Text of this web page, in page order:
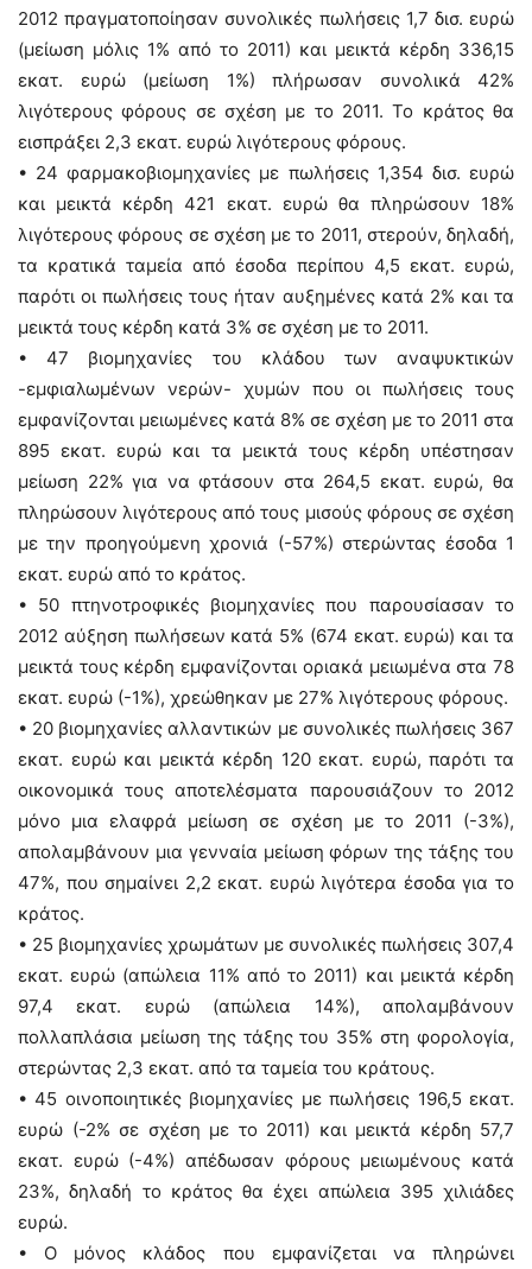
2012 πραγματοποίησαν συνολικές πωλήσεις 1,7 δισ. ευρώ
(μείωση μόλις 1% από το 2011) και μεικτά κέρδη 336,15
εκατ. ευρώ (μείωση 1%) πλήρωσαν συνολικά 42%
λιγότερους φόρους σε σχέση με το 2011. Το κράτος θα
εισπράξει 2,3 εκατ. ευρώ λιγότερους φόρους.
• 24 φαρμακοβιομηχανίες με πωλήσεις 1,354 δισ. ευρώ
και μεικτά κέρδη 421 εκατ. ευρώ θα πληρώσουν 18%
λιγότερους φόρους σε σχέση με το 2011, στερούν, δηλαδή,
τα κρατικά ταμεία από έσοδα περίπου 4,5 εκατ. ευρώ,
παρότι οι πωλήσεις τους ήταν αυξημένες κατά 2% και τα
μεικτά τους κέρδη κατά 3% σε σχέση με το 2011.
• 47 βιομηχανίες του κλάδου των αναψυκτικών
-εμφιαλωμένων νερών- χυμών που οι πωλήσεις τους
εμφανίζονται μειωμένες κατά 8% σε σχέση με το 2011 στα
895 εκατ. ευρώ και τα μεικτά τους κέρδη υπέστησαν
μείωση 22% για να φτάσουν στα 264,5 εκατ. ευρώ, θα
πληρώσουν λιγότερους από τους μισούς φόρους σε σχέση
με την προηγούμενη χρονιά (-57%) στερώντας έσοδα 1
εκατ. ευρώ από το κράτος.
• 50 πτηνοτροφικές βιομηχανίες που παρουσίασαν το
2012 αύξηση πωλήσεων κατά 5% (674 εκατ. ευρώ) και τα
μεικτά τους κέρδη εμφανίζονται οριακά μειωμένα στα 78
εκατ. ευρώ (-1%), χρεώθηκαν με 27% λιγότερους φόρους.
• 20 βιομηχανίες αλλαντικών με συνολικές πωλήσεις 367
εκατ. ευρώ και μεικτά κέρδη 120 εκατ. ευρώ, παρότι τα
οικονομικά τους αποτελέσματα παρουσιάζουν το 2012
μόνο μια ελαφρά μείωση σε σχέση με το 2011 (-3%),
απολαμβάνουν μια γενναία μείωση φόρων της τάξης του
47%, που σημαίνει 2,2 εκατ. ευρώ λιγότερα έσοδα για το
κράτος.
• 25 βιομηχανίες χρωμάτων με συνολικές πωλήσεις 307,4
εκατ. ευρώ (απώλεια 11% από το 2011) και μεικτά κέρδη
97,4 εκατ. ευρώ (απώλεια 14%), απολαμβάνουν
πολλαπλάσια μείωση της τάξης του 35% στη φορολογία,
στερώντας 2,3 εκατ. από τα ταμεία του κράτους.
• 45 οινοποιητικές βιομηχανίες με πωλήσεις 196,5 εκατ.
ευρώ (-2% σε σχέση με το 2011) και μεικτά κέρδη 57,7
εκατ. ευρώ (-4%) απέδωσαν φόρους μειωμένους κατά
23%, δηλαδή το κράτος θα έχει απώλεια 395 χιλιάδες
ευρώ.
• Ο μόνος κλάδος που εμφανίζεται να πληρώνει